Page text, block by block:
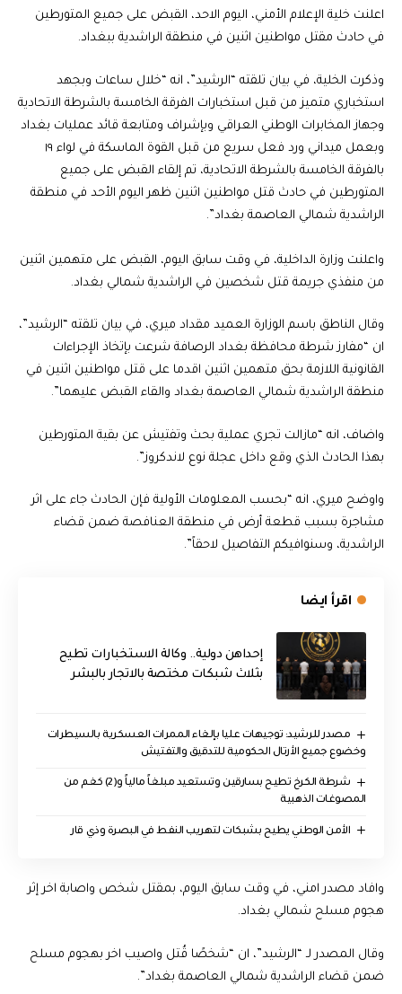
اعلنت خلية الإعلام الأمني، اليوم الاحد، القبض على جميع المتورطين
في حادث مقتل مواطنين اثنين في منطقة الراشدية ببغداد.
‏وذكرت الخلية، في بيان تلقته “الرشيد”، انه “خلال ساعات وبجهد
استخباري متميز من قبل استخبارات الفرقة الخامسة بالشرطة الاتحادية
وجهاز المخابرات الوطني العراقي وبإشراف ومتابعة قائد عمليات بغداد
وبعمل ميداني ورد فعل سريع من قبل القوة الماسكة في لواء ١٩
بالفرقة الخامسة بالشرطة الاتحادية، تم إلقاء القبض على جميع
المتورطين في حادث قتل مواطنين اثنين ظهر اليوم الأحد في منطقة
الراشدية شمالي العاصمة بغداد”.
واعلنت وزارة الداخلية، في وقت سابق اليوم، القبض على متهمين اثنين
من منفذي جريمة قتل شخصين في الراشدية شمالي بغداد.
وقال الناطق باسم الوزارة العميد مقداد ميري، في بيان تلقته “الرشيد”،
ان “مفارز شرطة محافظة بغداد الرصافة شرعت بإتخاذ الإجراءات
القانونية اللازمة بحق متهمين اثنين اقدما على قتل مواطنين اثنين في
منطقة الراشدية شمالي العاصمة بغداد والقاء القبض عليهما”.
واضاف، انه “مازالت تجري عملية بحث وتفتيش عن بقية المتورطين
بهذا الحادث الذي وقع داخل عجلة نوع لاندكروز”.
واوضح ميري، انه “بحسب المعلومات الأولية فإن الحادث جاء على اثر
مشاجرة بسبب قطعة أرض في منطقة العنافصة ضمن قضاء
الراشدية، وسنوافيكم التفاصيل لاحقاً”.
اقرأ ايضا
إحداهن دولية.. وكالة الاستخبارات تطيح
بثلاث شبكات مختصة بالاتجار بالبشر
مصدر للرشيد: توجيهات عليا بإلغاء الممرات العسكرية بالسيطرات
وخضوع جميع الأرتال الحكومية للتدقيق والتفتيش
شرطة الكرخ تطيح بسارقين وتستعيد مبلغاً مالياً و(2) كغم من
المصوغات الذهبية
الأمن الوطني يطيح بشبكات لتهريب النفط في البصرة وذي قار
وافاد مصدر امني، في وقت سابق اليوم، بمقتل شخص واصابة اخر إثر
هجوم مسلح شمالي بغداد.
وقال المصدر لـ “الرشيد”، ان “شخصًا قُتل واصيب اخر بهجوم مسلح
ضمن قضاء الراشدية شمالي العاصمة بغداد”.